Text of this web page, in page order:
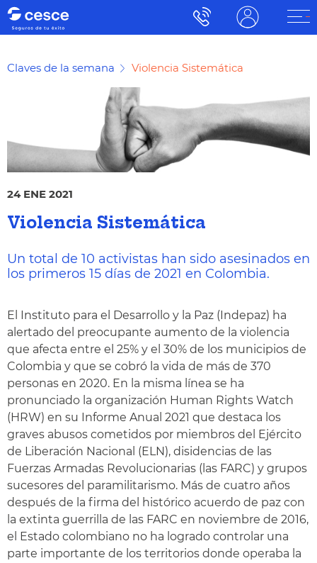
Claves de la semana Violencia Sistemática
24 ENE 2021
Violencia Sistemática
Un total de 10 activistas han sido asesinados en
los primeros 15 días de 2021 en Colombia.
El Instituto para el Desarrollo y la Paz (Indepaz) ha
alertado del preocupante aumento de la violencia
que afecta entre el 25% y el 30% de los municipios de
Colombia y que se cobró la vida de más de 370
personas en 2020. En la misma línea se ha
pronunciado la organización Human Rights Watch
(HRW) en su Informe Anual 2021 que destaca los
graves abusos cometidos por miembros del Ejército
de Liberación Nacional (ELN), disidencias de las
Fuerzas Armadas Revolucionarias (las FARC) y grupos
sucesores del paramilitarismo. Más de cuatro años
después de la firma del histórico acuerdo de paz con
la extinta guerrilla de las FARC en noviembre de 2016,
el Estado colombiano no ha logrado controlar una
parte importante de los territorios donde operaba la